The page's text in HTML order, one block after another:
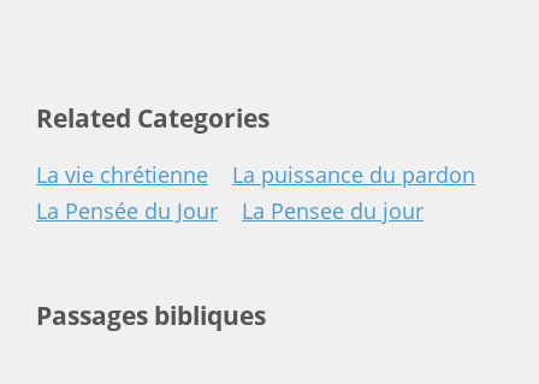
Related Categories
La vie chrétienne
La puissance du pardon
La Pensée du Jour
La Pensee du jour
Passages bibliques